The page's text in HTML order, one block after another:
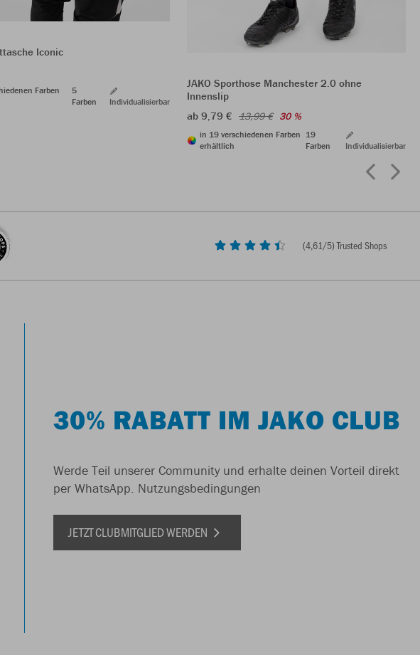
Iconic
Farben
5
Farben
Individualisierbar
JAKO Sporthose Manchester 2.0 ohne
Innenslip
ab 9,79 € 13,99 € 30 %
in 19 verschiedenen Farben
erhältlich
19
Farben
Individualisierbar
(4,61/5) Trusted Shops
30% RABATT IM JAKO CLUB
Werde Teil unserer Community und erhalte deinen Vorteil direkt
per WhatsApp. Nutzungsbedingungen
JETZT CLUBMITGLIED WERDEN